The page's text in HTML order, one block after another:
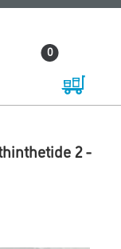
0
2 -